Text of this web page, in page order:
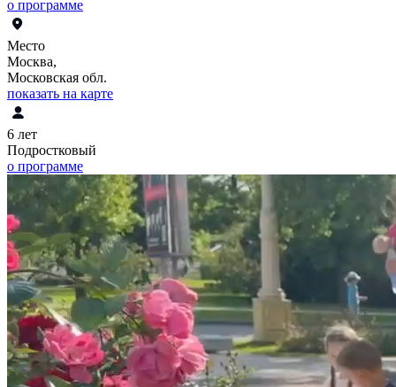
о программе
Место
Москва,
Московская обл.
показать на карте
6 лет
Подростковый
о программе